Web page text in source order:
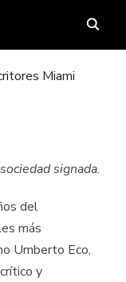
signada.
del
más
Umberto Eco,
y